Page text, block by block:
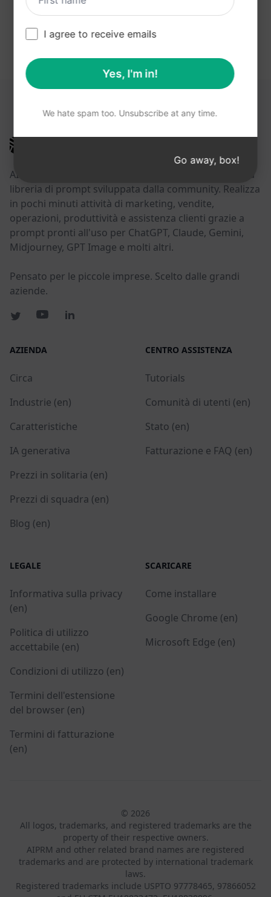
AIPRM è uno strumento di gestione dei prompt e una
libreria di prompt sviluppata dalla community. Realizza
in pochi minuti attività di marketing, vendite,
operazioni, produttività e assistenza clienti grazie a
prompt pronti all'uso per ChatGPT, Claude, Gemini,
Midjourney, GPT Image e molti altri.
Pensato per le piccole imprese. Scelto dalle grandi
aziende.
AZIENDA
Circa
Industrie (en)
Caratteristiche
IA generativa
Prezzi in solitaria (en)
Prezzi di squadra (en)
Blog (en)
CENTRO ASSISTENZA
Tutorials
Comunità di utenti (en)
Stato (en)
Fatturazione e FAQ (en)
LEGALE
Informativa sulla privacy
(en)
Politica di utilizzo
accettabile (en)
Condizioni di utilizzo (en)
Termini dell'estensione
del browser (en)
Termini di fatturazione
(en)
SCARICARE
Come installare
Google Chrome (en)
Microsoft Edge (en)
© 2026
All logos, trademarks, and registered trademarks are the
property of their respective owners.
AIPRM and other related brand names are registered
trademarks and are protected by international trademark
laws.
Registered trademarks include USPTO 97778465, 97866052
I agree to receive emails
Yes, I'm in!
We hate spam too. Unsubscribe at any time.
Go away, box!